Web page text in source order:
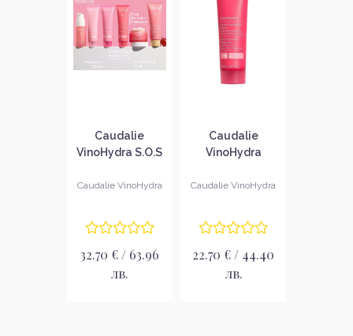
Caudalie
VinoHydra S.O.S
серум за лице
Caudalie VinoHydra
32.70 € / 63.96
лв.
Caudalie
VinoHydra
хидратиращ
Caudalie VinoHydra
22.70 € / 44.40
лв.